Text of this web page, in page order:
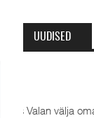
UUDISED
Oleviste kahe